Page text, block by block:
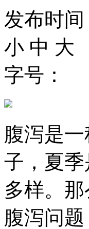
发布时
小 中 大
字号：
腹泻是
子，夏
多样。
腹泻问